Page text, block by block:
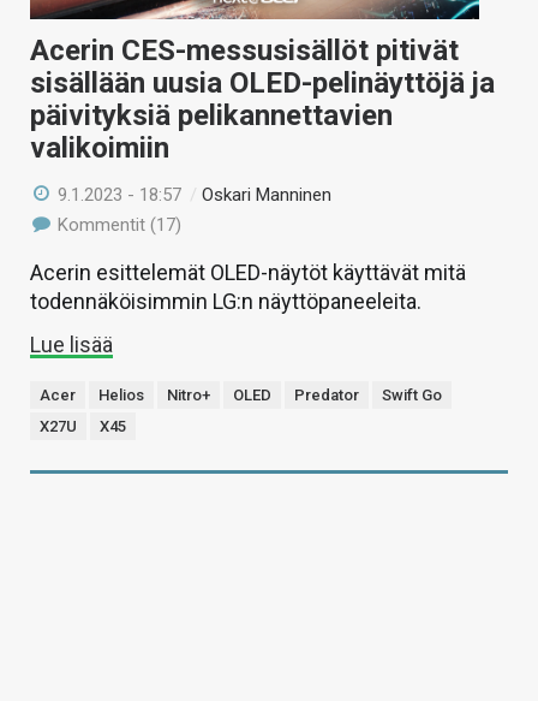
VAIHDA TEEMA
HAKU
Acerin CES-messusisällöt pitivät
sisällään uusia OLED-pelinäyttöjä ja
päivityksiä pelikannettavien
valikoimiin
9.1.2023 - 18:57 /Oskari Manninen
Kommentit (17)
Acerin esittelemät OLED-näytöt käyttävät mitä
todennäköisimmin LG:n näyttöpaneeleita.
Lue lisää
Acer Helios Nitro+ OLED Predator
Swift Go
X27U
X45